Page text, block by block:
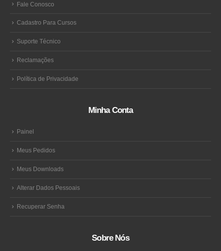
Fale Conosco
Cadastro Para Cursos
Suporte Técnico
Reclamações
Política de Privacidade
Minha Conta
Painel
Meus Pedidos
Meus Downloads
Alterar Dados Pessoais
Recuperar Senha
Sobre Nós